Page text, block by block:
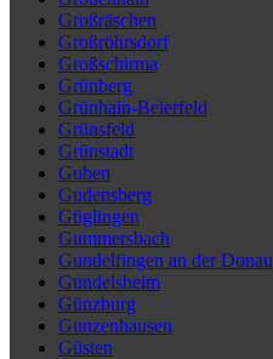
Großräschen
Großröhrsdorf
Großschirma
Grünberg
Grünhain-Beierfeld
Grünsfeld
Grünstadt
Guben
Gudensberg
Güglingen
Gummersbach
Gundelfingen an der Donau
Gundelsheim
Günzburg
Gunzenhausen
Güsten